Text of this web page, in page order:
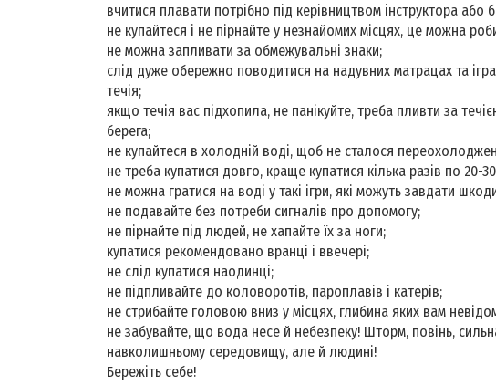
вчитися плавати потрібно під керівництвом інструктора або
не купайтеся i не пірнайте у незнайомих місцях, це можна
не можна запливати за обмежувальні знаки;
слід дуже обережно поводитися на надувних матрацах та
течія;
якщо течія вас підхопила, не панікуйте, треба пливти за
берега;
не купайтеся в холодній воді, щоб не сталося
не треба купатися довго, краще купатися кiлька разів по 20-
не можна гратися на воді у такі ігри, які можуть завдати
не подавайте без потреби сигналів про допомогу;
не пірнайте під людей, не хапайте їх за ноги;
купатися рекомендовано вранці i ввечері;
не слід купатися наодинці;
не підпливайте до коловоротів, пароплавів i катерів;
не стрибайте головою вниз у місцях, глибина яких вам
не забувайте, що вода несе й небезпеку! Шторм, повінь,
навколишньому середовищу, але й людині!
Бережіть себе!